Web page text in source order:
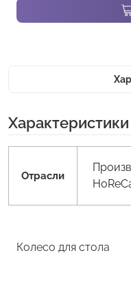
Характеристики
Отрасли
Колесо для стола